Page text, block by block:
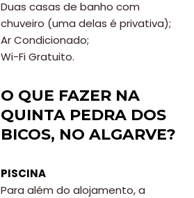
Duas casas de banho com
chuveiro (uma delas é privativa);
Ar Condicionado;
Wi-Fi Gratuito.
O QUE FAZER NA
QUINTA PEDRA DOS
BICOS, NO ALGARVE?
PISCINA
Para além do alojamento, a